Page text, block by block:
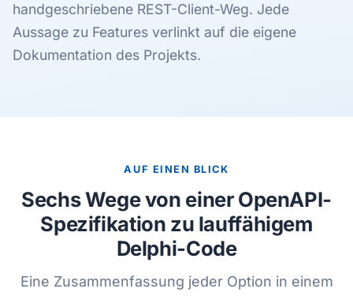
handgeschriebene REST-Client-Weg. Jede
Aussage zu Features verlinkt auf die eigene
Dokumentation des Projekts.
AUF EINEN BLICK
Sechs Wege von einer OpenAPI-
Spezifikation zu lauffähigem
Delphi-Code
Eine Zusammenfassung jeder Option in einem